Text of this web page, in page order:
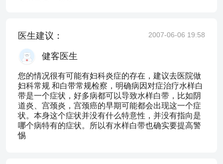
医生建议： 2007-06-06 19:58
健客医生
您的情况很有可能有妇科炎症的存在，建议去医院做
妇科常规 和白带常规检察，明确病因对症治疗水样白
带是一个症状，好多病都可以导致水样白带，比如阴
道炎、宫颈炎，宫颈癌的早期可能都会出现这一个症
状。本身这个症状并没有什么特意性，并没有指向是
哪个病特有的症状。所以有水样白带也确实要提高警
惕